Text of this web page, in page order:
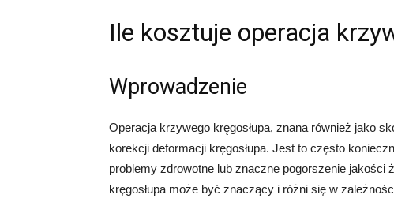
Ile kosztuje operacja
Wprowadzenie
Operacja krzywego kręgosłupa, znana również jako
korekcji deformacji kręgosłupa. Jest to często
problemy zdrowotne lub znaczne pogorszenie
kręgosłupa może być znaczący i różni się w